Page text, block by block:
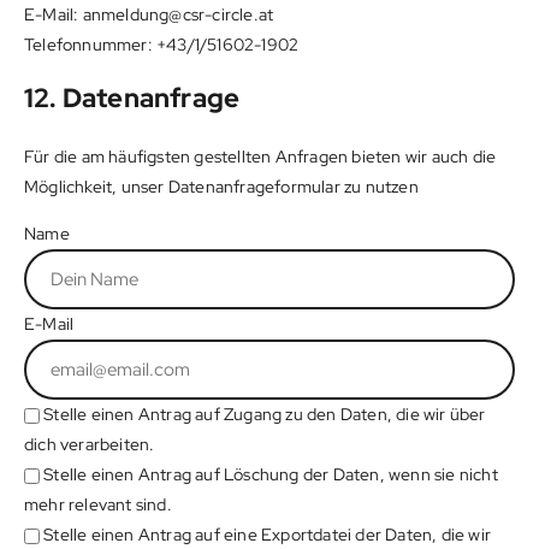
E-Mail: anmeldung@csr-circle.at
Telefonnummer: +43/1/51602-1902
12. Datenanfrage
Für die am häufigsten gestellten Anfragen bieten wir auch die
Möglichkeit, unser Datenanfrageformular zu nutzen
Name
E-Mail
Stelle einen Antrag auf Zugang zu den Daten, die wir über
dich verarbeiten.
Stelle einen Antrag auf Löschung der Daten, wenn sie nicht
mehr relevant sind.
Stelle einen Antrag auf eine Exportdatei der Daten, die wir